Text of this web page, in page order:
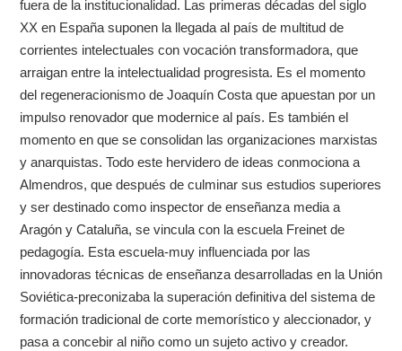
fuera de la institucionalidad. Las primeras décadas del siglo
XX en España suponen la llegada al país de multitud de
corrientes intelectuales con vocación transformadora, que
arraigan entre la intelectualidad progresista. Es el momento
del regeneracionismo de Joaquín Costa que apuestan por un
impulso renovador que modernice al país. Es también el
momento en que se consolidan las organizaciones marxistas
y anarquistas. Todo este hervidero de ideas conmociona a
Almendros, que después de culminar sus estudios superiores
y ser destinado como inspector de enseñanza media a
Aragón y Cataluña, se vincula con la escuela Freinet de
pedagogía. Esta escuela-muy influenciada por las
innovadoras técnicas de enseñanza desarrolladas en la Unión
Soviética-preconizaba la superación definitiva del sistema de
formación tradicional de corte memorístico y aleccionador, y
pasa a concebir al niño como un sujeto activo y creador.